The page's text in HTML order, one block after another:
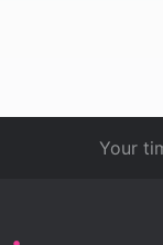
Your